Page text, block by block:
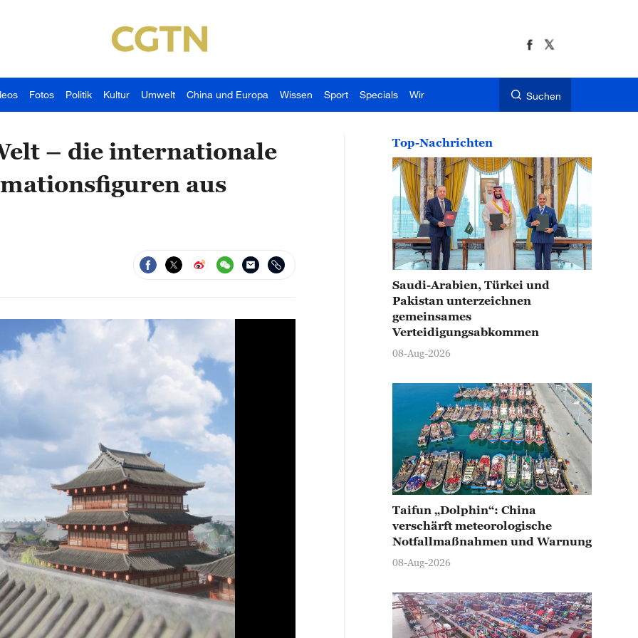
Fotos Politik Kultur Umwelt China und Europa Wissen Sport Specials Wir Suchen
– die internationale
aus
Top-Nachrichten
Saudi-Arabien, Türkei und
Pakistan unterzeichnen
gemeinsames
Verteidigungsabkommen
08-Aug-2026
Taifun „Dolphin“: China
verschärft meteorologische
Notfallmaßnahmen und Warnung
08-Aug-2026